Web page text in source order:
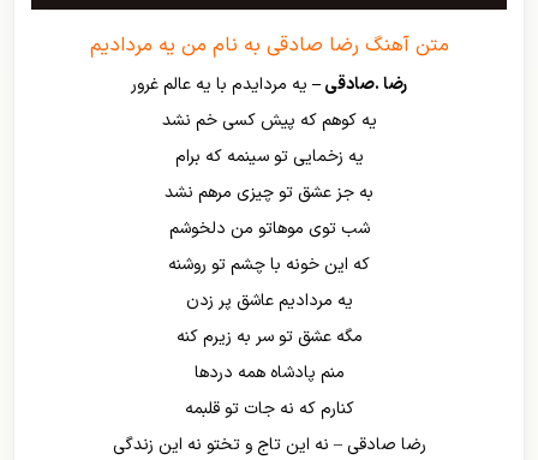
متن آهنگ رضا صادقی به نام من یه مردادیم
رضا .صادقی – یه مردایدم با یه عالم غرور
یه کوهم که پیش کسی خم نشد
یه زخمایی تو سینمه که برام
به جز عشق تو چیزی مرهم نشد
شب توی موهاتو من دلخوشم
که این خونه با چشم تو روشنه
یه مردادیم عاشق پر زدن
مگه عشق تو سر به زیرم کنه
منم پادشاه همه دردها
کنارم که نه جات تو قلبمه
رضا صادقی – نه این تاج و تختو نه این زندگی